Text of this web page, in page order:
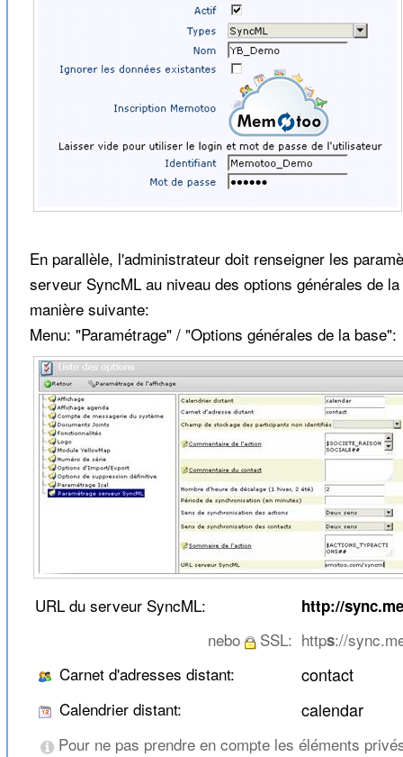
En parallèle, l'administrateur doit renseigner les
serveur SyncML au niveau des options générales de
manière suivante:
Menu: "Paramétrage" / "Options générales de la base":
URL du serveur SyncML: http://
nebo SSL: https://
Carnet d'adresses distant:
contact
Calendrier distant: calendar
Pour ne pas prendre en compte les éléments